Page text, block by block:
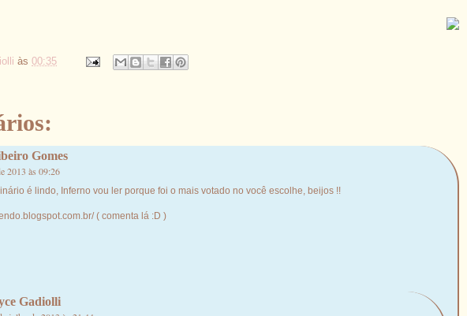
às 00:35
Gomes
2013 às 09:26
é lindo, Inferno vou ler porque foi o mais votado no você escolhe, beijos !!
( comenta lá :D )
Gadiolli